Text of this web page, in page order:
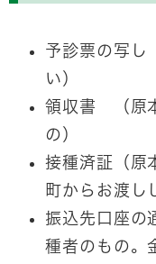
予診票の写し
い）
領収書 （原
の）
接種済証（原
町からお渡し
振込先口座の
種者のもの。